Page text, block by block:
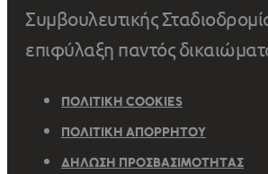
Συμβουλευτικής
επιφύλαξη παντός
ΠΟΛΙΤΙΚΉ COOKIES
ΠΟΛΙΤΙΚΉ ΑΠΟΡΡΉΤΟΥ
ΔΉΛΩΣΗ ΠΡΟΣΒΑΣΙΜΌΤΗΤΑΣ